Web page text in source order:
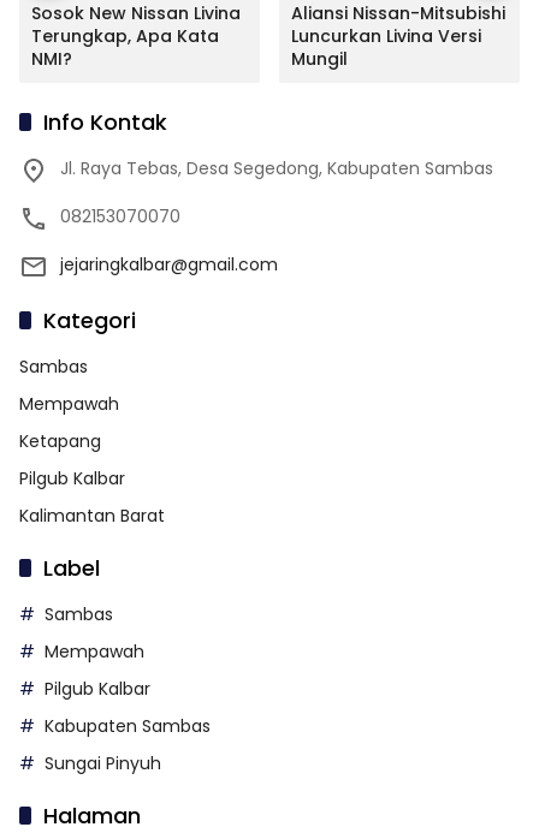
Sosok New Nissan Livina
Terungkap, Apa Kata
NMI?
Aliansi Nissan-Mitsubishi
Luncurkan Livina Versi
Mungil
Info Kontak
Jl. Raya Tebas, Desa Segedong, Kabupaten Sambas
082153070070
jejaringkalbar@gmail.com
Kategori
Sambas
Mempawah
Ketapang
Pilgub Kalbar
Kalimantan Barat
Label
Sambas
Mempawah
Pilgub Kalbar
Kabupaten Sambas
Sungai Pinyuh
Halaman